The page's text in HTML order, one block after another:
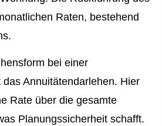
Raten, bestehend
bei einer
Annuitätendarlehen. Hier
Rate über die gesamte
Planungssicherheit schafft.